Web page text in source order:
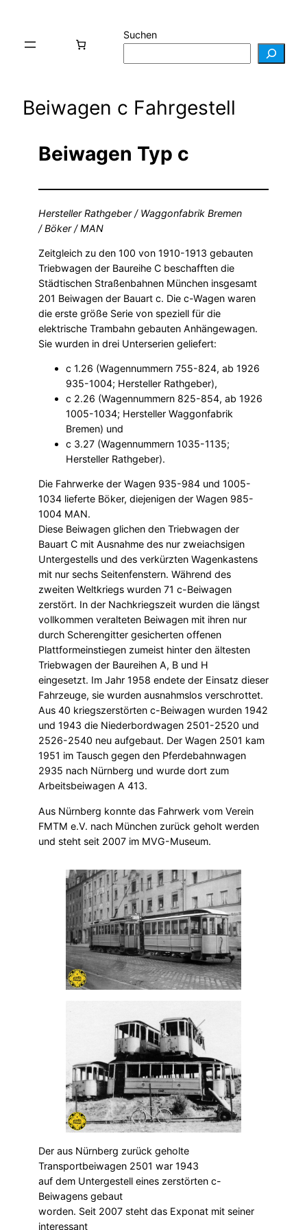
Suchen
Beiwagen c Fahrgestell
Beiwagen Typ c
Hersteller Rathgeber / Waggonfabrik Bremen
/ Böker / MAN
Zeitgleich zu den 100 von 1910-1913 gebauten
Triebwagen der Baureihe C beschafften die
Städtischen Straßenbahnen München insgesamt
201 Beiwagen der Bauart c. Die c-Wagen waren
die erste größe Serie von speziell für die
elektrische Trambahn gebauten Anhängewagen.
Sie wurden in drei Unterserien geliefert:
c 1.26 (Wagennummern 755-824, ab 1926
935-1004; Hersteller Rathgeber),
c 2.26 (Wagennummern 825-854, ab 1926
1005-1034; Hersteller Waggonfabrik
Bremen) und
c 3.27 (Wagennummern 1035-1135;
Hersteller Rathgeber).
Die Fahrwerke der Wagen 935-984 und 1005-
1034 lieferte Böker, diejenigen der Wagen 985-
1004 MAN.
Diese Beiwagen glichen den Triebwagen der
Bauart C mit Ausnahme des nur zweiachsigen
Untergestells und des verkürzten Wagenkastens
mit nur sechs Seitenfenstern. Während des
zweiten Weltkriegs wurden 71 c-Beiwagen
zerstört. In der Nachkriegszeit wurden die längst
vollkommen veralteten Beiwagen mit ihren nur
durch Scherengitter gesicherten offenen
Plattformeinstiegen zumeist hinter den ältesten
Triebwagen der Baureihen A, B und H
eingesetzt. Im Jahr 1958 endete der Einsatz dieser
Fahrzeuge, sie wurden ausnahmslos verschrottet.
Aus 40 kriegszerstörten c-Beiwagen wurden 1942
und 1943 die Niederbordwagen 2501-2520 und
2526-2540 neu aufgebaut. Der Wagen 2501 kam
1951 im Tausch gegen den Pferdebahnwagen
2935 nach Nürnberg und wurde dort zum
Arbeitsbeiwagen A 413.
Aus Nürnberg konnte das Fahrwerk vom Verein
FMTM e.V. nach München zurück geholt werden
und steht seit 2007 im MVG-Museum.
Der aus Nürnberg zurück geholte
Transportbeiwagen 2501 war 1943
auf dem Untergestell eines zerstörten c-
Beiwagens gebaut
worden. Seit 2007 steht das Exponat mit seiner
interessant